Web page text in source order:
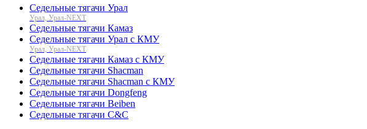
Седельные тягачи Урал
Урал, Урал-NEXT
Седельные тягачи Камаз
Седельные тягачи Урал с КМУ
Урал, Урал-NEXT
Седельные тягачи Камаз с КМУ
Седельные тягачи Shacman
Седельные тягачи Shacman с КМУ
Седельные тягачи Dongfeng
Седельные тягачи Beiben
Седельные тягачи C&C